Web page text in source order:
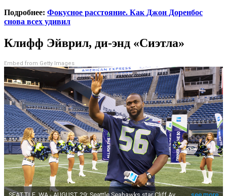
Подробнее: Фокусное расстояние. Как Джон Доренбос
снова всех удивил
Клифф Эйврил, ди-энд «Сиэтла»
Embed from Getty Images